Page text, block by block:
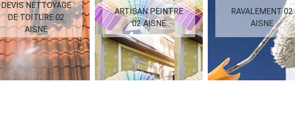
DEVIS NETTOYAGE
DE TOITURE 02
AISNE
ARTISAN PEINTRE
02 AISNE
RAVALEMENT 02
AISNE